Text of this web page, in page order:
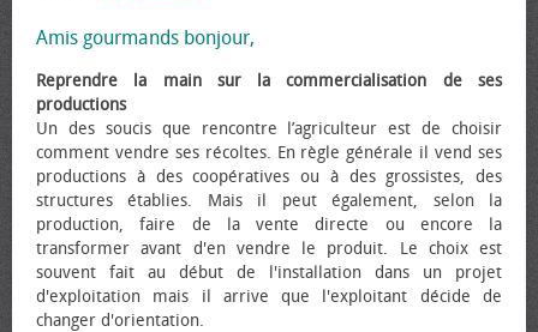
Amis gourmands bonjour,
Reprendre la main sur la commercialisation de ses
productions
Un des soucis que rencontre l’agriculteur est de choisir
comment vendre ses récoltes. En règle générale il vend ses
productions à des coopératives ou à des grossistes, des
structures établies. Mais il peut également, selon la
production, faire de la vente directe ou encore la
transformer avant d'en vendre le produit. Le choix est
souvent fait au début de l'installation dans un projet
d'exploitation mais il arrive que l'exploitant décide de
changer d'orientation.